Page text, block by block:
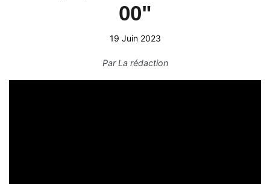
00"
19 Juin 2023
ParLa rédaction